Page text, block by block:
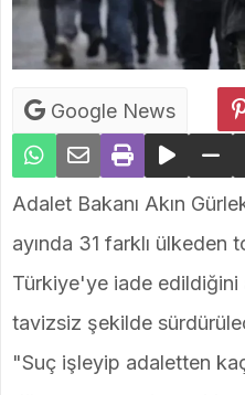
Google News
Adalet Bakanı Akın
ayında 31 farklı ülkeden
Türkiye'ye iade edildiğini
tavizsiz şekilde
"Suç işleyip adaletten